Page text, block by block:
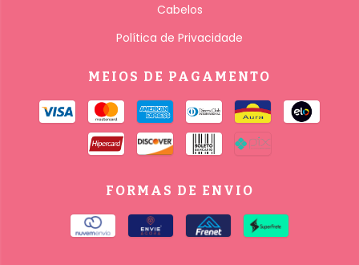
Cabelos
Política de Privacidade
MEIOS DE PAGAMENTO
FORMAS DE ENVIO